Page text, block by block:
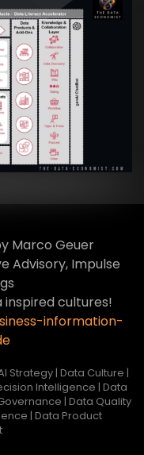
Die
Human
Marco Geuer
Advisory, Impulse
inspired cultures!
information-
Strategy | Data Culture |
Intelligence | Data
| Data Quality
| Data Product